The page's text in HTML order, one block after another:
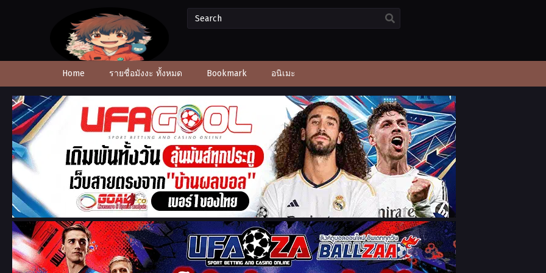
Home รายชื่อมังงะ ทั้งหมด Bookmark อนิเมะ